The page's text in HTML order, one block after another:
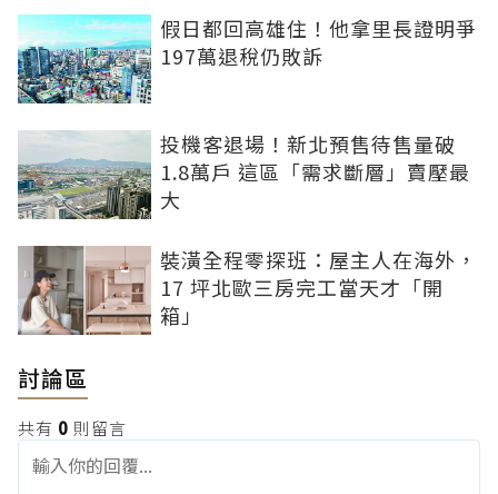
假日都回高雄住！他拿里長證明爭
197萬退稅仍敗訴
投機客退場！新北預售待售量破
1.8萬戶 這區「需求斷層」賣壓最
大
裝潢全程零探班：屋主人在海外，
17 坪北歐三房完工當天才「開
箱」
討論區
共有 0 則留言